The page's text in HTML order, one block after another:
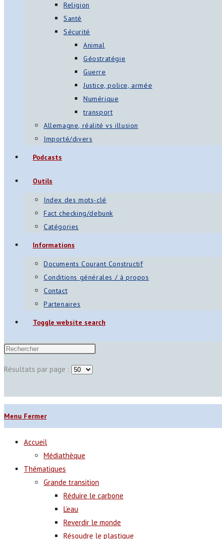
Religion
Santé
Sécurité
Animal
Géostratégie
Guerre
Justice, police, armée
Numérique
transport
Allemagne, réalité vs illusion
Importé/divers
Podcasts
Outils
Index des mots-clé
Fact checking/debunk
Catégories
Informations
Documents Courant Constructif
Conditions générales / à propos
Contact
Partenaires
Toggle website search
Résultats par page :
Menu Fermer
Accueil
Médiathèque
Thématiques
Grande transition
Réduire le carbone
L’eau
Reverdir le monde
Résoudre le plastique